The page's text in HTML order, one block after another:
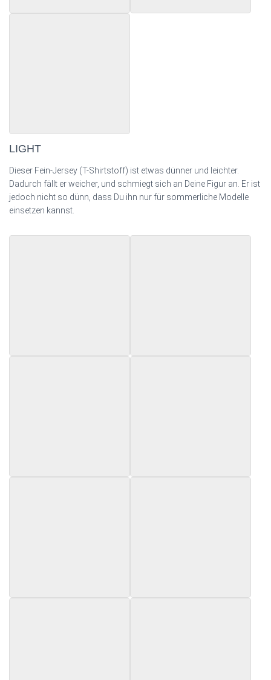
LIGHT
Dieser Fein-Jersey (T-Shirtstoff) ist etwas dünner und leichter.
Dadurch fällt er weicher, und schmiegt sich an Deine Figur an. Er ist
jedoch nicht so dünn, dass Du ihn nur für sommerliche Modelle
einsetzen kannst.